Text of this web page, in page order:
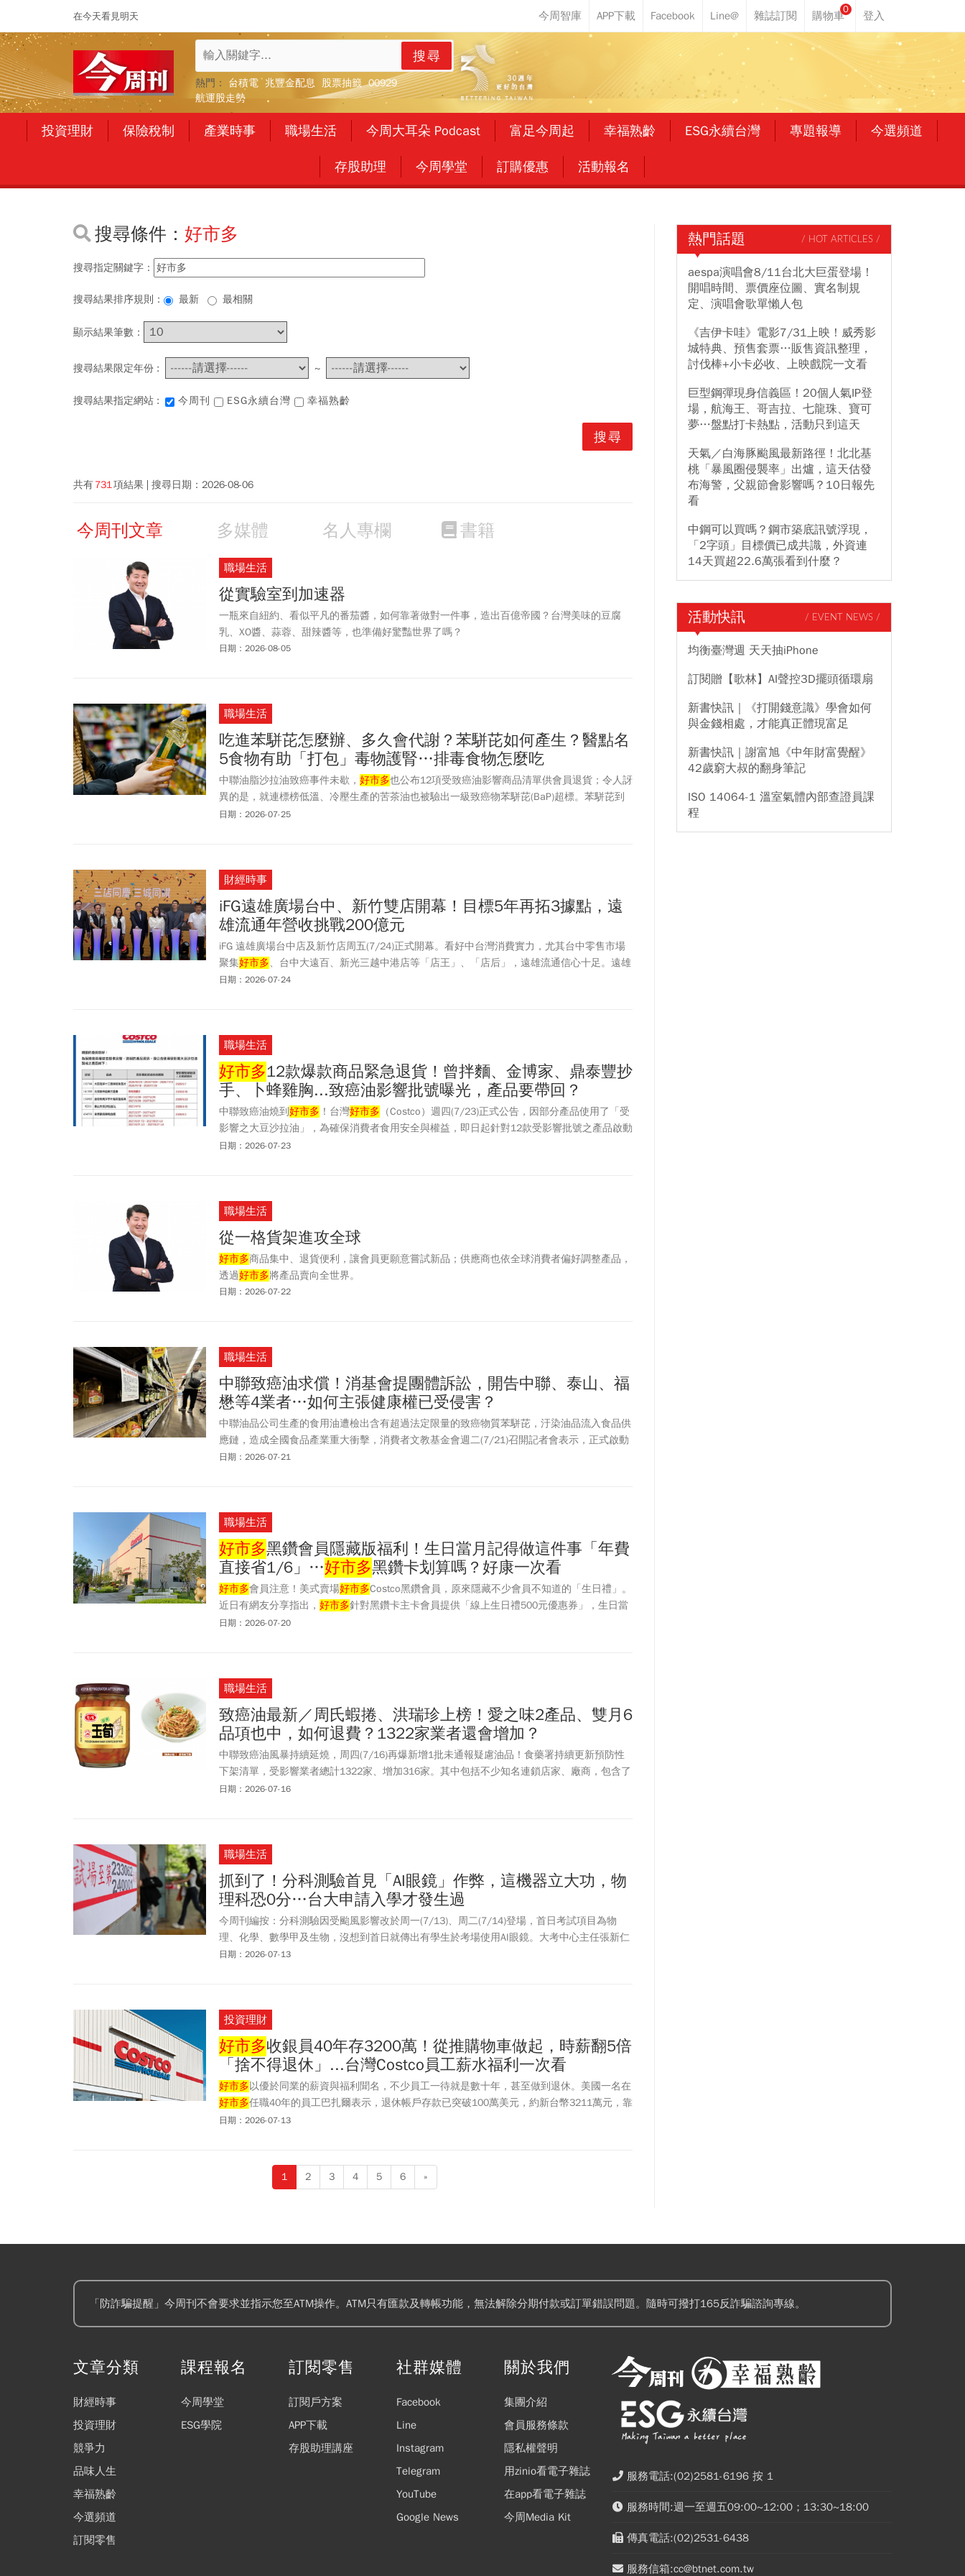
在今天看見明天
0
搜尋
熱門： 台積電 兆豐金配息 股票抽籤 00929
航運股走勢
投資理財 保險稅制 產業時事 職場生活 今周大耳朵 Podcast 富足今周起 幸福熟齡 ESG永續台灣 專題報導 今選頻道
存股助理 今周學堂 訂購優惠 活動報名
搜尋條件： 好市多
搜尋指定關鍵字：
搜尋結果排序規則： 最新 最相關
顯示結果筆數：
搜尋結果限定年份 : ~
搜尋結果指定網站 : 今周刊 ESG永續台灣 幸福熟齡
共有731項結果 搜尋日期： 2026-08-06
今周刊文章 多媒體 名人專欄 書籍
職場生活
從實驗室到加速器
一瓶來自紐約、看似平凡的番茄醬，如何靠著做對一件事，造出百億帝國？台灣美味的豆腐
乳、XO醬、蒜蓉、甜辣醬等，也準備好驚豔世界了嗎？
日期：2026-08-05
職場生活
吃進苯駢芘怎麼辦、多久會代謝？苯駢芘如何產生？醫點名
5食物有助「打包」毒物護腎…排毒食物怎麼吃
中聯油脂沙拉油致癌事件未歇， 好市多也公布12項受致癌油影響商品清單供會員退貨；令人訝
異的是，就連標榜低溫、冷壓生產的苦茶油也被驗出一級致癌物苯駢芘(BaP)超標。苯駢芘到
底是什麼？苯駢芘最大來源是哪、吃進多久人體會代謝、吃哪些食物有助排毒呢？
日期：2026-07-25
財經時事
iFG遠雄廣場台中、新竹雙店開幕！目標5年再拓3據點，遠
雄流通年營收挑戰200億元
iFG 遠雄廣場台中店及新竹店周五(7/24)正式開幕。看好中台灣消費實力，尤其台中零售市場
聚集好市多、台中大遠百、新光三越中港店等「店王」、「店后」，遠雄流通信心十足。遠雄
廣場總經理曾玉鳳樂觀表示：「未來台中店有望成為集團流通事業的店王！」
日期：2026-07-24
職場生活
好市多12款爆款商品緊急退貨！曾拌麵、金博家、鼎泰豐抄
手、卜蜂雞胸...致癌油影響批號曝光，產品要帶回？
中聯致癌油燒到 好市多 ！台灣好市多 （Costco）週四(7/23)正式公告，因部分產品使用了「受
影響之大豆沙拉油」，為確保消費者食用安全與權益，即日起針對12款受影響批號之產品啟動
退貨機制。好市多
日期：2026-07-23
職場生活
從一格貨架進攻全球
好市多商品集中、退貨便利，讓會員更願意嘗試新品；供應商也依全球消費者偏好調整產品，
透過好市多將產品賣向全世界。
日期：2026-07-22
職場生活
中聯致癌油求償！消基會提團體訴訟，開告中聯、泰山、福
懋等4業者…如何主張健康權已受侵害？
中聯油品公司生產的食用油遭檢出含有超過法定限量的致癌物質苯駢芘，汙染油品流入食品供
應鏈，造成全國食品產業重大衝擊，消費者文教基金會週二(7/21)召開記者會表示，正式啟動
團體訴訟程序，向中聯油品、泰山企業、福懋油脂及福壽實業等業者請求損害賠償。消基會秘
日期：2026-07-21
職場生活
好市多黑鑽會員隱藏版福利！生日當月記得做這件事「年費
直接省1/6」…好市多黑鑽卡划算嗎？好康一次看
好市多會員注意！美式賣場好市多Costco黑鑽會員，原來隱藏不少會員不知道的「生日禮」。
近日有網友分享指出， 好市多針對黑鑽卡主卡會員提供「線上生日禮500元優惠券」，生日當
月於線上購物單筆消費滿5000元，輸入專屬折扣碼，即可現折500元。讓不少會員看完才驚
日期：2026-07-20
職場生活
致癌油最新／周氏蝦捲、洪瑞珍上榜！愛之味2產品、雙月6
品項也中，如何退費？1322家業者還會增加？
中聯致癌油風暴持續延燒，周四(7/16)再爆新增1批未通報疑慮油品！食藥署持續更新預防性
下架清單，受影響業者總計1322家、增加316家。其中包括不少知名連鎖店家、廠商，包含了
凡-板橋遠百店、周氏蝦捲總店、洪瑞珍彰化三民及樂雅樂多家分店等。食藥署指出，預估近
招牌「愛恨椒芝麵乾拌麵」共6大品項、7/17開放退費。
日期：2026-07-16
職場生活
抓到了！分科測驗首見「AI眼鏡」作弊，這機器立大功，物
理科恐0分…台大申請入學才發生過
今周刊編按：分科測驗因受颱風影響改於周一(7/13)、周二(7/14)登場，首日考試項目為物
理、化學、數學甲及生物，沒想到首日就傳出有學生於考場使用AI眼鏡。大考中心主任張新仁
表示，將依規定提報考委會議處，最重該科零分計算。先前，大學申請入學結果公布時，台大
日期：2026-07-13
投資理財
好市多收銀員40年存3200萬！從推購物車做起，時薪翻5倍
「捨不得退休」...台灣Costco員工薪水福利一次看
好市多以優於同業的薪資與福利聞名，不少員工一待就是數十年，甚至做到退休。美國一名在
好市多任職40年的員工巴扎爾表示，退休帳戶存款已突破100萬美元，約新台幣3211萬元，靠
著這份穩定收入買下附帶游泳池的房子，還曾帶著家人到歐洲旅遊。台灣
日期：2026-07-13
1 2 3 4 5 6 »
熱門話題 / HOT ARTICLES /
aespa演唱會8/11台北大巨蛋登場！
開唱時間、票價座位圖、實名制規
定、演唱會歌單懶人包
《吉伊卡哇》電影7/31上映！威秀影
城特典、預售套票…販售資訊整理，
討伐棒+小卡必收、上映戲院一文看
巨型鋼彈現身信義區！20個人氣IP登
場，航海王、哥吉拉、七龍珠、寶可
夢…盤點打卡熱點，活動只到這天
天氣／白海豚颱風最新路徑！北北基
桃「暴風圈侵襲率」出爐，這天估發
布海警，父親節會影響嗎？10日報先
看
中鋼可以買嗎？鋼市築底訊號浮現，
「2字頭」目標價已成共識，外資連
14天買超22.6萬張看到什麼？
活動快訊 / EVENT NEWS /
均衡臺灣週 天天抽iPhone
訂閱贈【歌林】AI聲控3D擺頭循環扇
新書快訊｜《打開錢意識》學會如何
與金錢相處，才能真正體現富足
新書快訊｜謝富旭《中年財富覺醒》
42歲窮大叔的翻身筆記
ISO 14064-1 溫室氣體內部查證員課
程
「防詐騙提醒」今周刊不會要求並指示您至ATM操作。ATM只有匯款及轉帳功能，無法解除分期付款或訂單錯誤問題。隨時可撥打165反詐騙諮詢專線。
文章分類
財經時事
投資理財
競爭力
品味人生
幸福熟齡
今選頻道
訂閱零售
課程報名
今周學堂
ESG學院
訂閱零售
訂閱戶方案
APP下載
存股助理講座
社群媒體
Facebook
Line
Instagram
Telegram
YouTube
Google News
關於我們
集團介紹
會員服務條款
隱私權聲明
用zinio看電子雜誌
在app看電子雜誌
今周Media Kit
服務電話:(02)2581-6196 按 1
服務時間:週一至週五09:00~12:00；13:30~18:00
傳真電話:(02)2531-6438
服務信箱:cc@btnet.com.tw